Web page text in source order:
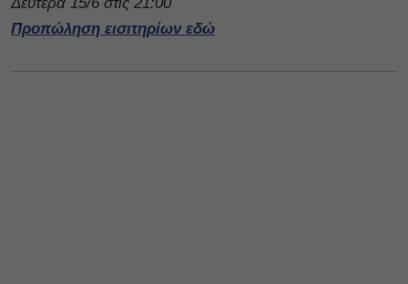
Προπώληση εισιτηρίων εδώ